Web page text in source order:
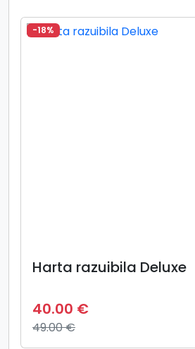
-18%
Harta razuibila Deluxe
40.00 €
49.00 €